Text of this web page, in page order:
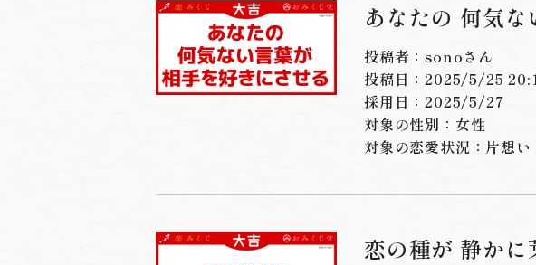
あなたの 何気
投稿者：sonoさん
投稿日：2025/5/25
採用日：2025/5/27
対象の性別：女性
対象の恋愛状況： 片想い
恋の種が 静かに